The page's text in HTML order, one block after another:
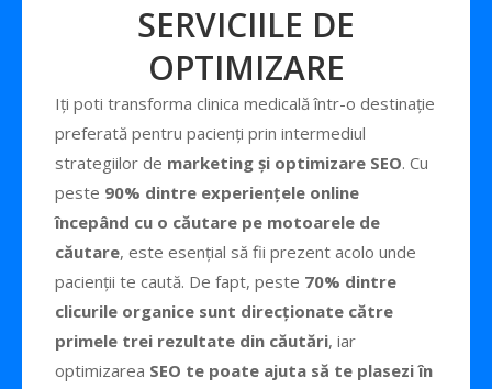
SERVICIILE DE
OPTIMIZARE
Iți poti transforma clinica medicală într-o destinație
preferată pentru pacienți prin intermediul
strategiilor de marketing și optimizare SEO. Cu
peste 90% dintre experiențele online
începând cu o căutare pe motoarele de
căutare, este esențial să fii prezent acolo unde
pacienții te caută. De fapt, peste 70% dintre
clicurile organice sunt direcționate către
primele trei rezultate din căutări, iar
optimizarea SEO te poate ajuta să te plasezi în